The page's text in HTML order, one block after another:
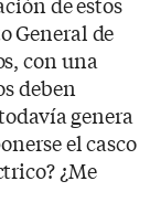
General de
con una
deben
genera
el casco
¿Me